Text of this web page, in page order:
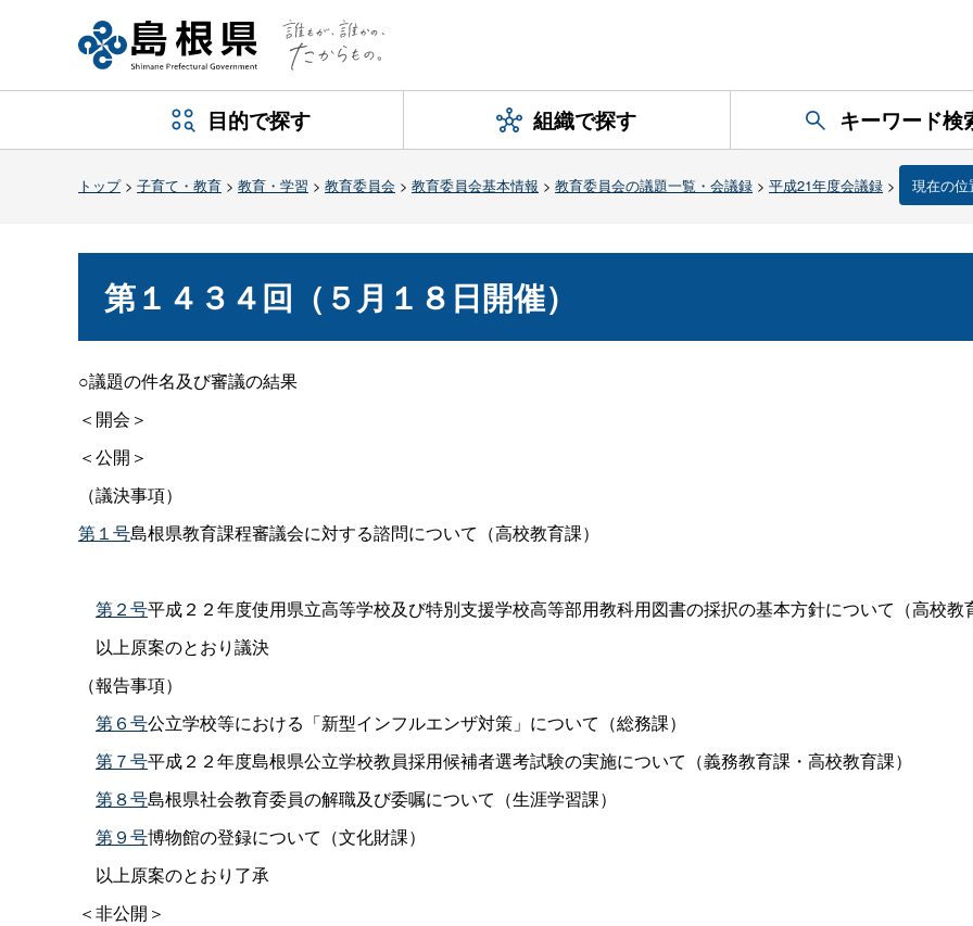
目的で探す 組織で探す キーワード検
トップ> 子育て・教育 > 教育・学習 > 教育委員会 > 教育委員会基本情報 > 教育委員会の議題一覧・会議録 > 平成21年度会議録 > 現在の位
第１４３４回（５月１８日開催）
○議題の件名及び審議の結果
＜開会＞
＜公開＞
（議決事項）
第１号島根県教育課程審議会に対する諮問について（高校教育課）
第２号平成２２年度使用県立高等学校及び特別支援学校高等部用教科用図書の採択の基本方針について（高校教
以上原案のとおり議決
（報告事項）
第６号公立学校等における「新型インフルエンザ対策」について（総務課）
第７号平成２２年度島根県公立学校教員採用候補者選考試験の実施について（義務教育課・高校教育課）
第８号島根県社会教育委員の解職及び委嘱について（生涯学習課）
第９号博物館の登録について（文化財課）
以上原案のとおり了承
＜非公開＞